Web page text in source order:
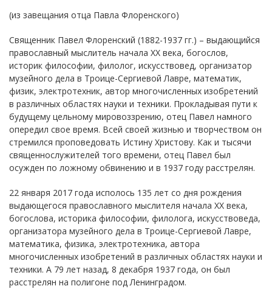
(из завещания отца Павла Флоренского)
Священник Павел Флоренский (1882-1937 гг.) – выдающийся
православный мыслитель начала XX века, богослов,
историк философии, филолог, искусствовед, организатор
музейного дела в Троице-Сергиевой Лавре, математик,
физик, электротехник, автор многочисленных изобретений
в различных областях науки и техники. Прокладывая пути к
будущему цельному мировоззрению, отец Павел намного
опередил свое время. Всей своей жизнью и творчеством он
стремился проповедовать Истину Христову. Как и тысячи
священнослужителей того времени, отец Павел был
осужден по ложному обвинению и в 1937 году расстрелян.
22 января 2017 года исполось 135 лет со дня рождения
выдающегося православного мыслителя начала XX века,
богослова, историка философии, филолога, искусствоведа,
организатора музейного дела в Троице-Сергиевой Лавре,
математика, физика, электротехника, автора
многочисленных изобретений в различных областях науки и
техники. А 79 лет назад, 8 декабря 1937 года, он был
расстрелян на полигоне под Ленинградом.